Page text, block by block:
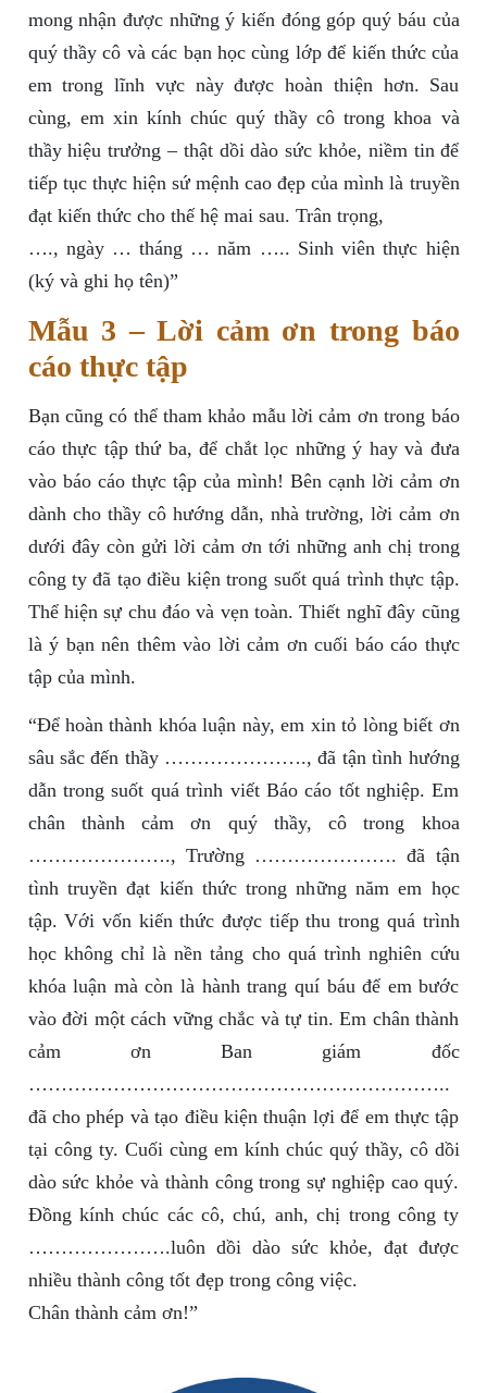
mong nhận được những ý kiến đóng góp quý báu của
quý thầy cô và các bạn học cùng lớp để kiến thức của
em trong lĩnh vực này được hoàn thiện hơn. Sau
cùng, em xin kính chúc quý thầy cô trong khoa và
thầy hiệu trưởng – thật dồi dào sức khỏe, niềm tin để
tiếp tục thực hiện sứ mệnh cao đẹp của mình là truyền
đạt kiến thức cho thế hệ mai sau. Trân trọng,
…., ngày … tháng … năm ….. Sinh viên thực hiện
(ký và ghi họ tên)”
Mẫu 3 – Lời cảm ơn trong báo
cáo thực tập
Bạn cũng có thể tham khảo mẫu lời cảm ơn trong báo
cáo thực tập thứ ba, để chắt lọc những ý hay và đưa
vào báo cáo thực tập của mình! Bên cạnh lời cảm ơn
dành cho thầy cô hướng dẫn, nhà trường, lời cảm ơn
dưới đây còn gửi lời cảm ơn tới những anh chị trong
công ty đã tạo điều kiện trong suốt quá trình thực tập.
Thể hiện sự chu đáo và vẹn toàn. Thiết nghĩ đây cũng
là ý bạn nên thêm vào lời cảm ơn cuối báo cáo thực
tập của mình.
“Để hoàn thành khóa luận này, em xin tỏ lòng biết ơn
sâu sắc đến thầy …………………., đã tận tình hướng
dẫn trong suốt quá trình viết Báo cáo tốt nghiệp. Em
chân thành cảm ơn quý thầy, cô trong khoa
…………………., Trường …………………. đã tận
tình truyền đạt kiến thức trong những năm em học
tập. Với vốn kiến thức được tiếp thu trong quá trình
học không chỉ là nền tảng cho quá trình nghiên cứu
khóa luận mà còn là hành trang quí báu để em bước
vào đời một cách vững chắc và tự tin. Em chân thành
cảm ơn Ban giám đốc
………………………………………………………..
đã cho phép và tạo điều kiện thuận lợi để em thực tập
tại công ty. Cuối cùng em kính chúc quý thầy, cô dồi
dào sức khỏe và thành công trong sự nghiệp cao quý.
Đồng kính chúc các cô, chú, anh, chị trong công ty
………………….luôn dồi dào sức khỏe, đạt được
nhiều thành công tốt đẹp trong công việc.
Chân thành cảm ơn!”